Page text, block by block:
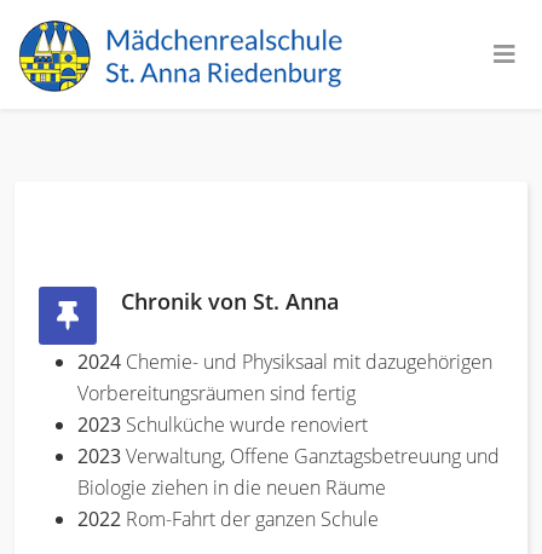
Chronik von St. Anna
2024 Chemie- und Physiksaal mit dazugehörigen
Vorbereitungsräumen sind fertig
2023 Schulküche wurde renoviert
2023Verwaltung, Offene Ganztagsbetreuung und
Biologie ziehen in die neuen Räume
2022 Rom-Fahrt der ganzen Schule